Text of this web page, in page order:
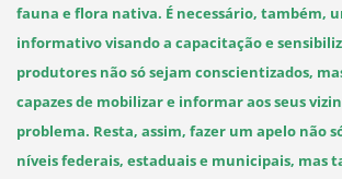
fauna e flora nativa. É necessário, também,
informativo visando a capacitação e
produtores não só sejam conscientizados,
capazes de mobilizar e informar aos seus
problema. Resta, assim, fazer um apelo não
níveis federais, estaduais e municipais, mas